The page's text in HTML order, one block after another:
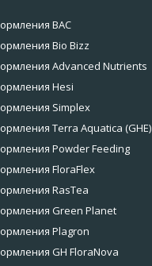
BAC
Bio Bizz
Advanced Nutrients
Hesi
Simplex
Terra Aquatica (GHE)
Powder Feeding
FloraFlex
RasTea
Green Planet
Plagron
GH FloraNova